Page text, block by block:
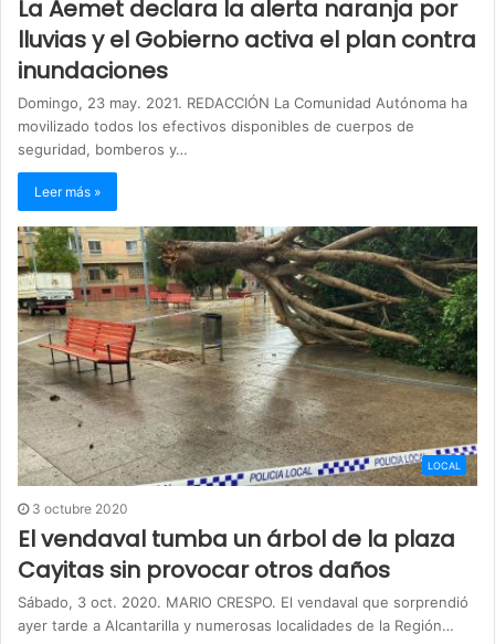
La Aemet declara la alerta naranja por
lluvias y el Gobierno activa el plan contra
inundaciones
Domingo, 23 may. 2021. REDACCIÓN La Comunidad Autónoma ha
movilizado todos los efectivos disponibles de cuerpos de
seguridad, bomberos y…
Leer más »
LOCAL
3 octubre 2020
El vendaval tumba un árbol de la plaza
Cayitas sin provocar otros daños
Sábado, 3 oct. 2020. MARIO CRESPO. El vendaval que sorprendió
ayer tarde a Alcantarilla y numerosas localidades de la Región…